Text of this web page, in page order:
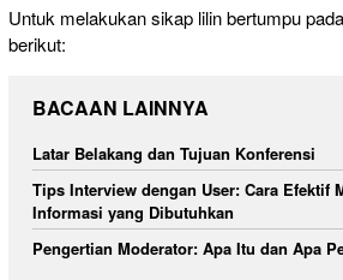
Untuk melakukan sikap lilin bertumpu
berikut:
BACAAN LAINNYA
Latar Belakang dan Tujuan Konferensi
Tips Interview dengan User: Cara Efektif
Informasi yang Dibutuhkan
Pengertian Moderator: Apa Itu dan Apa